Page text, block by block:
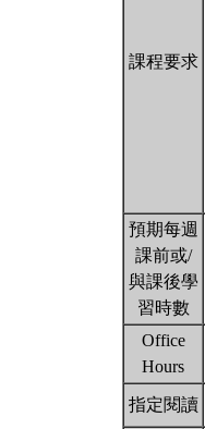
課程要求
預期每週
課前或/
與課後學
習時數
Office
Hours
指定閱讀